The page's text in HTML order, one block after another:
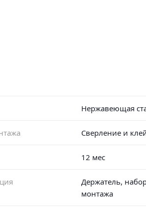
Нержавеющая
Сверление и
12 мес
Держатель,
монтажа